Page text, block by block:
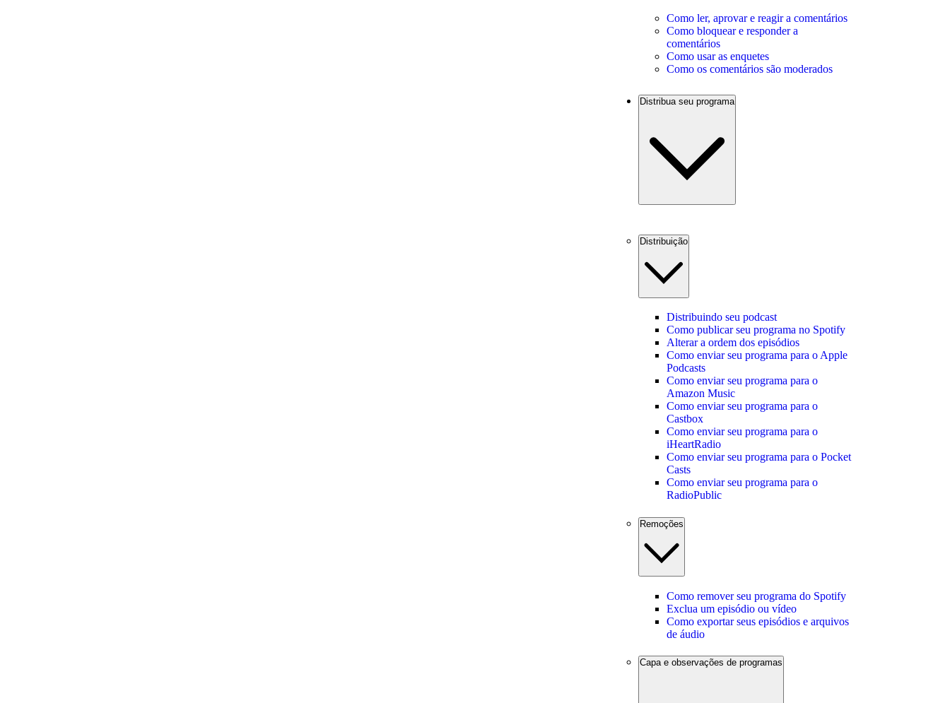
Como ler, aprovar e reagir a comentários
Como bloquear e responder a
comentários
Como usar as enquetes
Como os comentários são moderados
Distribua seu programa
Distribuição
Distribuindo seu podcast
Como publicar seu programa no Spotify
Alterar a ordem dos episódios
Como enviar seu programa para o Apple
Podcasts
Como enviar seu programa para o
Amazon Music
Como enviar seu programa para o
Castbox
Como enviar seu programa para o
iHeartRadio
Como enviar seu programa para o Pocket
Casts
Como enviar seu programa para o
RadioPublic
Remoções
Como remover seu programa do Spotify
Exclua um episódio ou vídeo
Como exportar seus episódios e arquivos
de áudio
Capa e observações de programas